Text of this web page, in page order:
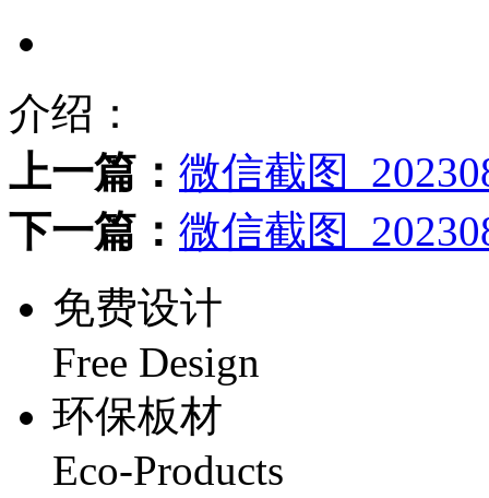
介绍：
上一篇： 微信截图
下一篇： 微信截图
免费设计
Free Design
环保板材
Eco-Products